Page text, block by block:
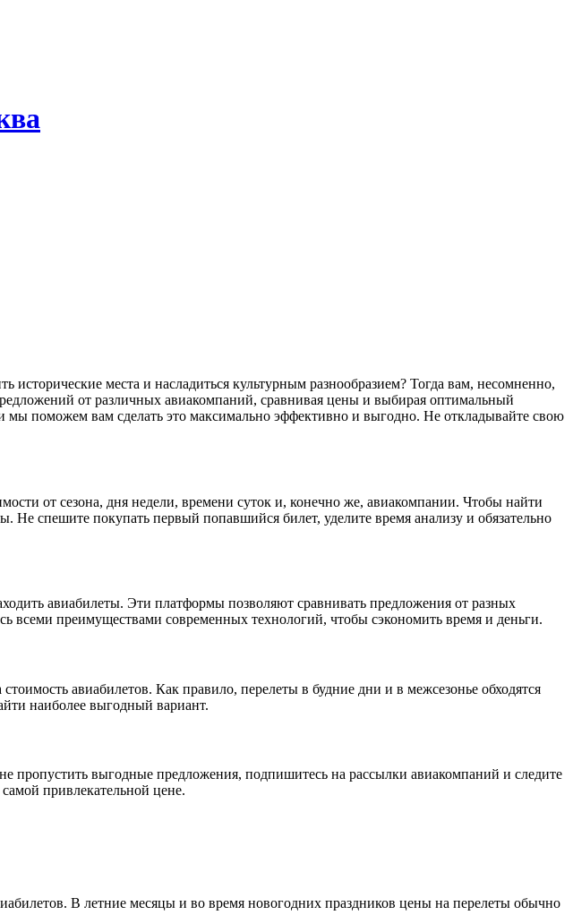
от различных авиакомпаний, сравнивая цены и выбирая оптимальный
мы поможем вам сделать это максимально эффективно и выгодно. Не откладывайте свою
от сезона, дня недели, времени суток и, конечно же, авиакомпании. Чтобы найти
спешите покупать первый попавшийся билет, уделите время анализу и обязательно
авиабилеты. Эти платформы позволяют сравнивать предложения от разных
всеми преимуществами современных технологий, чтобы сэкономить время и деньги.
авиабилетов. Как правило, перелеты в будние дни и в межсезонье обходятся
наиболее выгодный вариант.
пропустить выгодные предложения, подпишитесь на рассылки авиакомпаний и следите
привлекательной цене.
В летние месяцы и во время новогодних праздников цены на перелеты обычно